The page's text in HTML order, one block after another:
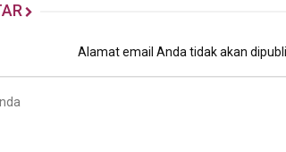
Alamat email Anda tidak akan